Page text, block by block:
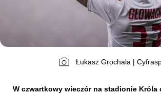
Kibice
Łukasz Grochala |
W czwartkowy wieczór na stadionie Króla